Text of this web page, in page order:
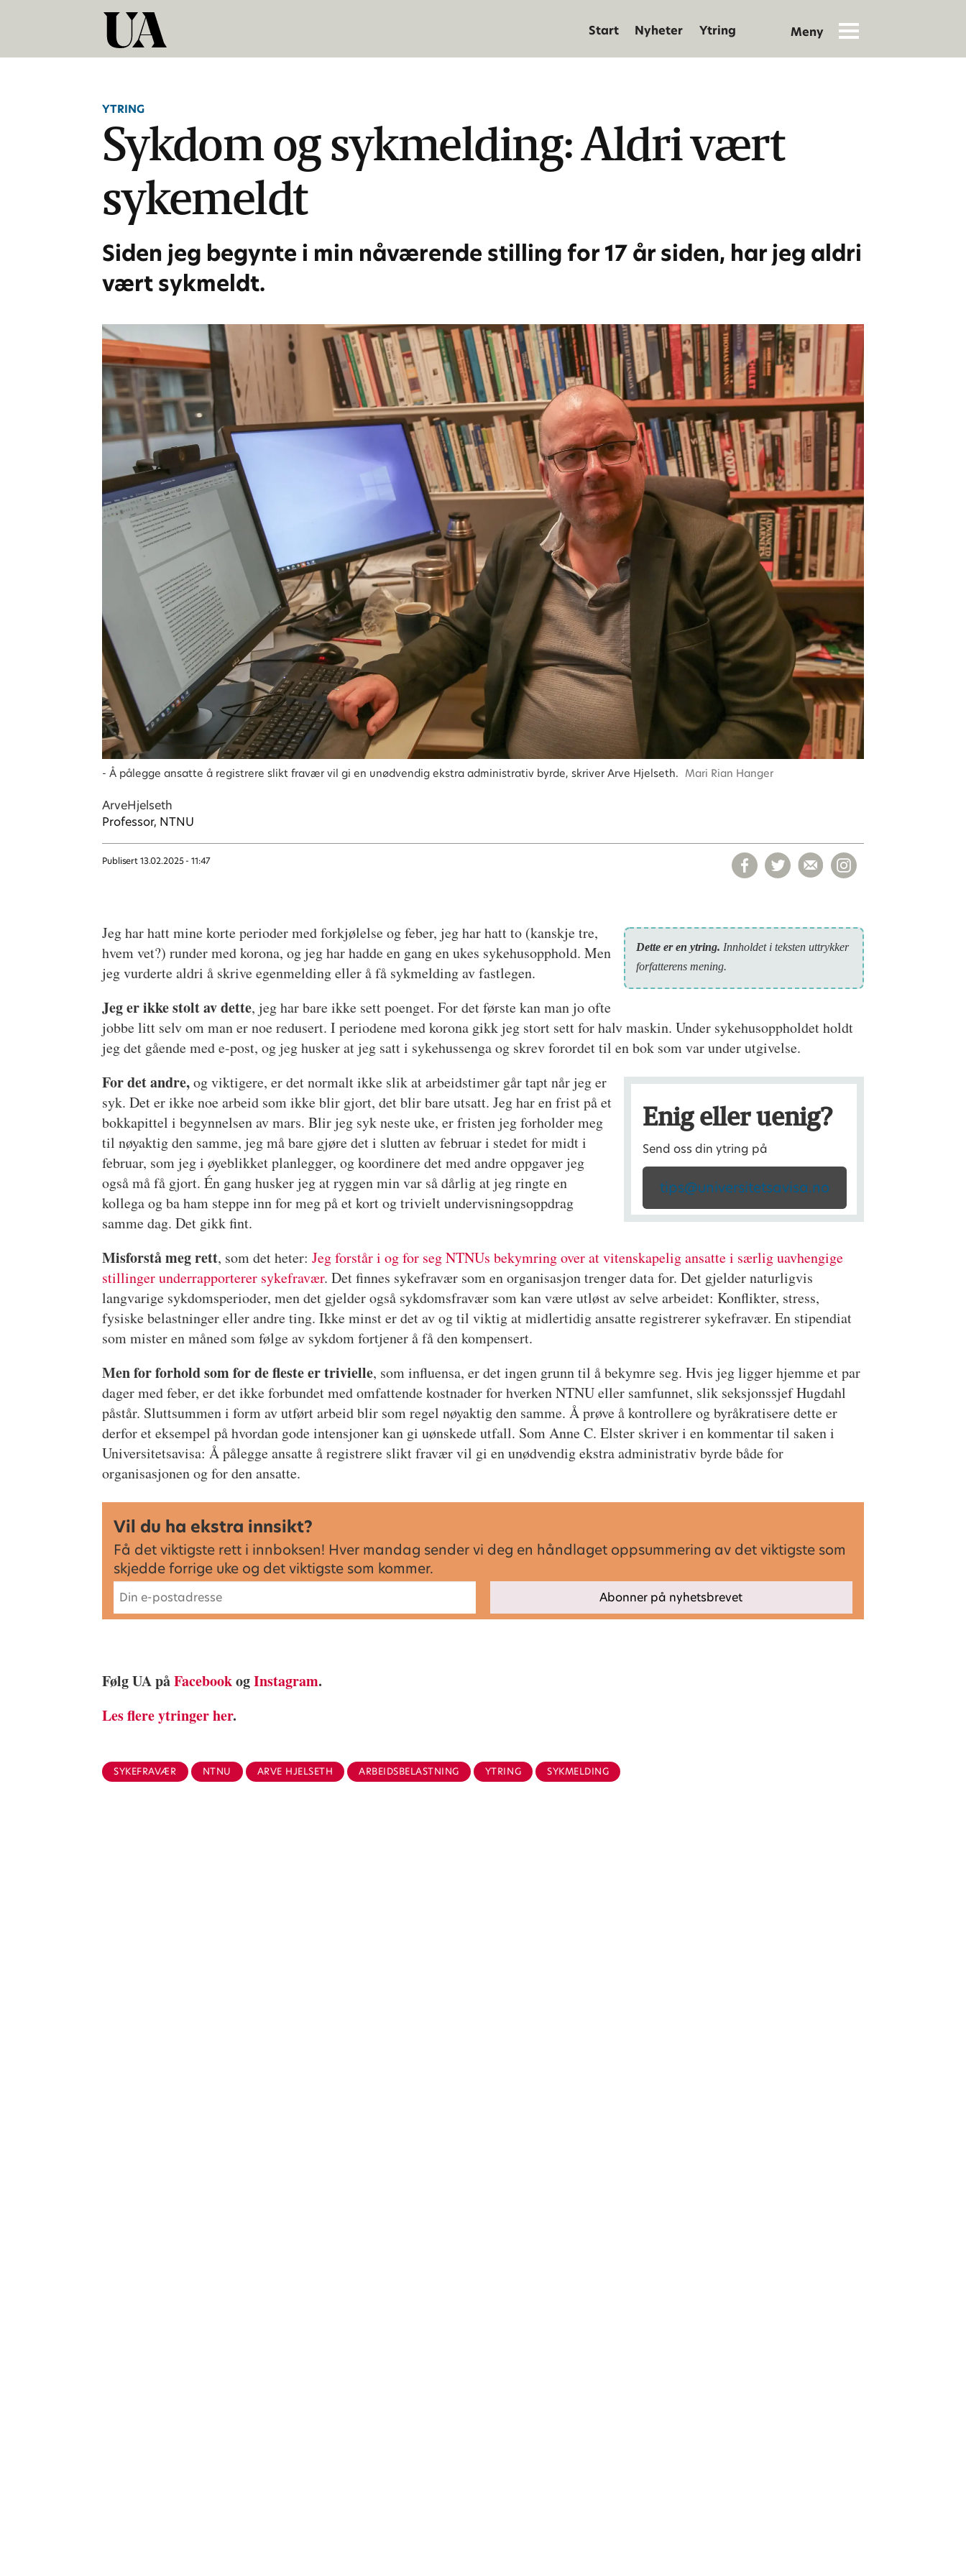
Start Nyheter Ytring
YTRING
Sykdom og sykmelding: Aldri vært
sykemeldt
Siden jeg begynte i min nåværende stilling for 17 år siden, har jeg aldri
vært sykmeldt.
- Å pålegge ansatte å registrere slikt fravær vil gi en unødvendig ekstra administrativ byrde, skriver Arve Hjelseth. Mari Rian Hanger
ArveHjelseth
Professor, NTNU
Publisert 13.02.2025 - 11:47
Dette er en ytring. Inn­holdet i teksten uttrykker
forfatterens mening.
Jeg har hatt mine korte perioder med forkjølelse og feber, jeg har hatt to (kanskje tre,
hvem vet?) runder med korona, og jeg har hadde en gang en ukes sykehusopphold. Men
jeg vurderte aldri å skrive egenmelding eller å få sykmelding av fastlegen.
Jeg er ikke stolt av dette, jeg har bare ikke sett poenget. For det første kan man jo ofte
jobbe litt selv om man er noe redusert. I periodene med korona gikk jeg stort sett for halv maskin. Under sykehusoppholdet holdt
jeg det gående med e-post, og jeg husker at jeg satt i sykehussenga og skrev forordet til en bok som var under utgivelse.
Enig eller uenig?
Send oss din ytring på
tips@universitetsavisa.no
For det andre,og viktigere, er det normalt ikke slik at arbeidstimer går tapt når jeg er
syk. Det er ikke noe arbeid som ikke blir gjort, det blir bare utsatt. Jeg har en frist på et
bokkapittel i begynnelsen av mars. Blir jeg syk neste uke, er fristen jeg forholder meg
til nøyaktig den samme, jeg må bare gjøre det i slutten av februar i stedet for midt i
februar, som jeg i øyeblikket planlegger, og koordinere det med andre oppgaver jeg
også må få gjort. Én gang husker jeg at ryggen min var så dårlig at jeg ringte en
kollega og ba ham steppe inn for meg på et kort og trivielt undervisningsoppdrag
samme dag. Det gikk fint.
Misforstå meg rett, som det heter:Jeg forstår i og for seg NTNUs bekymring over at vitenskapelig ansatte i særlig uavhengige
stillinger underrapporterer sykefravær. Det finnes sykefravær som en organisasjon trenger data for. Det gjelder naturligvis
langvarige sykdomsperioder, men det gjelder også sykdomsfravær som kan være utløst av selve arbeidet: Konflikter, stress,
fysiske belastninger eller andre ting. Ikke minst er det av og til viktig at midlertidig ansatte registrerer sykefravær. En stipendiat
som mister en måned som følge av sykdom fortjener å få den kompensert.
Men for forhold som for de fleste er trivielle, som influensa, er det ingen grunn til å bekymre seg. Hvis jeg ligger hjemme et par
dager med feber, er det ikke forbundet med omfattende kostnader for hverken NTNU eller samfunnet, slik seksjonssjef Hugdahl
påstår. Sluttsummen i form av utført arbeid blir som regel nøyaktig den samme. Å prøve å kontrollere og byråkratisere dette er
derfor et eksempel på hvordan gode intensjoner kan gi uønskede utfall. Som Anne C. Elster skriver i en kommentar til saken i
Universitetsavisa: Å pålegge ansatte å registrere slikt fravær vil gi en unødvendig ekstra administrativ byrde både for
organisasjonen og for den ansatte.
Vil du ha ekstra innsikt?
Få det viktigste rett i innboksen! Hver mandag sender vi deg en håndlaget oppsummering av det viktigste som
skjedde forrige uke og det viktigste som kommer.
Følg UA påFacebookogInstagram.
Les flere ytringer her.
SYKEFRAVÆR NTNU ARVE HJELSETH ARBEIDSBELASTNING YTRING SYKMELDING